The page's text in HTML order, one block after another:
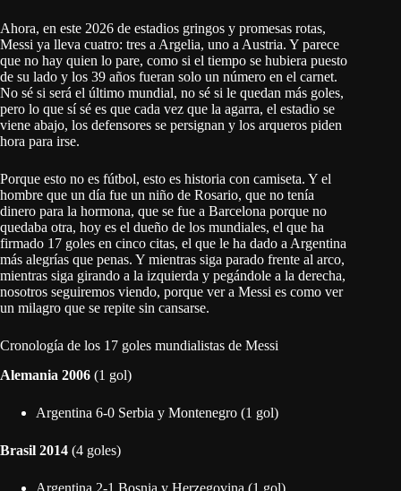
Ahora, en este 2026 de estadios gringos y promesas rotas,
Messi ya lleva cuatro: tres a Argelia, uno a Austria. Y parece
que no hay quien lo pare, como si el tiempo se hubiera puesto
de su lado y los 39 años fueran solo un número en el carnet.
No sé si será el último mundial, no sé si le quedan más goles,
pero lo que sí sé es que cada vez que la agarra, el estadio se
viene abajo, los defensores se persignan y los arqueros piden
hora para irse.
Porque esto no es fútbol, esto es historia con camiseta. Y el
hombre que un día fue un niño de Rosario, que no tenía
dinero para la hormona, que se fue a Barcelona porque no
quedaba otra, hoy es el dueño de los mundiales, el que ha
firmado 17 goles en cinco citas, el que le ha dado a Argentina
más alegrías que penas. Y mientras siga parado frente al arco,
mientras siga girando a la izquierda y pegándole a la derecha,
nosotros seguiremos viendo, porque ver a Messi es como ver
un milagro que se repite sin cansarse.
Cronología de los 17 goles mundialistas de Messi
Alemania 2006 (1 gol)
Argentina 6-0 Serbia y Montenegro (1 gol)
Brasil 2014 (4 goles)
Argentina 2-1 Bosnia y Herzegovina (1 gol)